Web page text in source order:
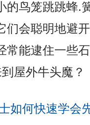
的鸟笼跳跳蜂.
们会聪明地避
常能逮住一些
屋外牛头魔？
如何快速学会